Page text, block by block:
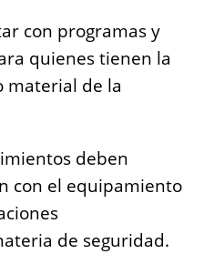
con programas y
quienes tienen la
material de la
deben
con el equipamiento
de seguridad.